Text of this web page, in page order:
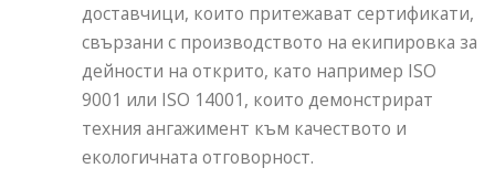
доставчици, които притежават сертификати,
свързани с производството на екипировка за
дейности на открито, като например ISO
9001 или ISO 14001, които демонстрират
техния ангажимент към качеството и
екологичната отговорност.